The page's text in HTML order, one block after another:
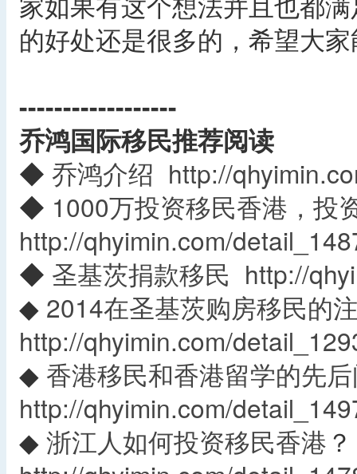
的好处还是很多的，希望大
------------------
乔鸿国际移民推荐阅读
◆ 乔鸿介绍 http://
◆ 1000万投资移民香港，投
http://qhyimin.com/
◆ 圣基茨捐款移民 http://
◆ 2014在圣基茨购房移民的
http://qhyimin.com/
◆ 香港移民和香港留学的先
http://qhyimin.com/
◆ 浙江人如何投资移民香港 ？